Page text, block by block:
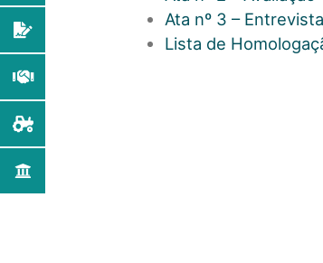
Ata nº 3 – Entrevista
Lista de